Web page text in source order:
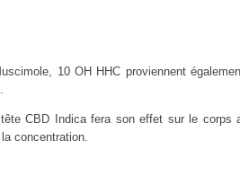
10 OH HHC proviennent
CBD Indica fera son effet sur le
concentration.